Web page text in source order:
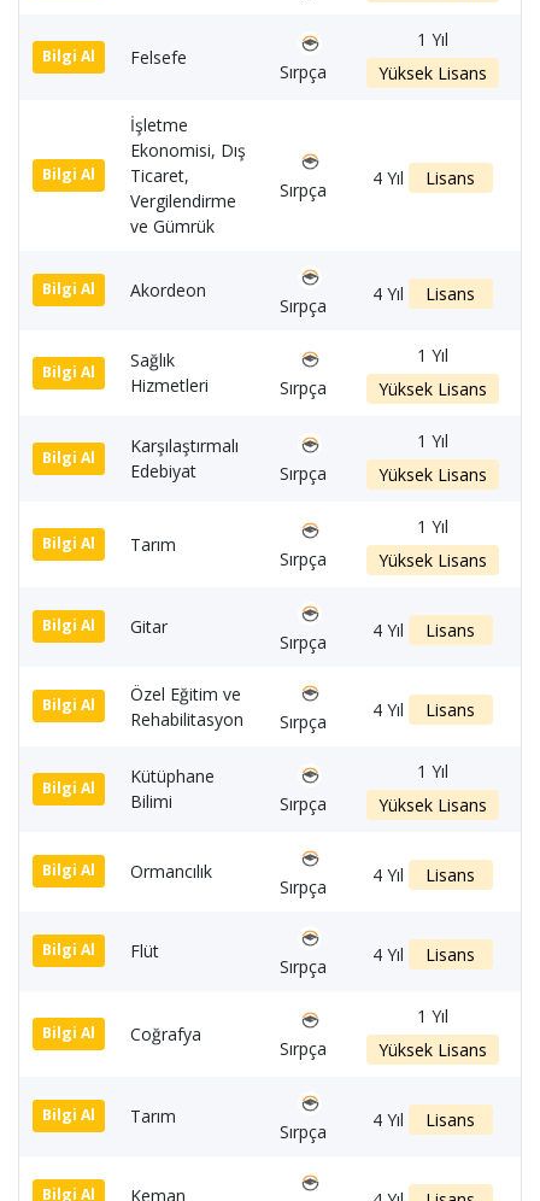
Bilgi Al Felsefe
Sırpça
1 Yıl
Yüksek Lisans
Bilgi Al
İşletme
Ekonomisi, Dış
Ticaret,
Vergilendirme
ve Gümrük
Sırpça
4 Yıl Lisans
Bilgi Al Akordeon
Sırpça
4 Yıl Lisans
Bilgi Al
Sağlık
Hizmetleri
Sırpça
1 Yıl
Yüksek Lisans
Bilgi Al
Karşılaştırmalı
Edebiyat
Sırpça
1 Yıl
Yüksek Lisans
Bilgi Al Tarım
Sırpça
1 Yıl
Yüksek Lisans
Bilgi Al Gitar
Sırpça
4 Yıl Lisans
Bilgi Al
Özel Eğitim ve
Rehabilitasyon
Sırpça
4 Yıl Lisans
Bilgi Al
Kütüphane
Bilimi
Sırpça
1 Yıl
Yüksek Lisans
Bilgi Al Ormancılık
Sırpça
4 Yıl Lisans
Bilgi Al Flüt
Sırpça
4 Yıl Lisans
Bilgi Al Coğrafya
Sırpça
1 Yıl
Yüksek Lisans
Bilgi Al Tarım
Sırpça
4 Yıl Lisans
Bilgi Al Keman